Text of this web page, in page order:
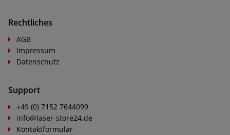
Support
+49 (0) 7152 7644099
info@laser-store24.de
Kontaktformular
Rechtliches
AGB
Impressum
Datenschutz